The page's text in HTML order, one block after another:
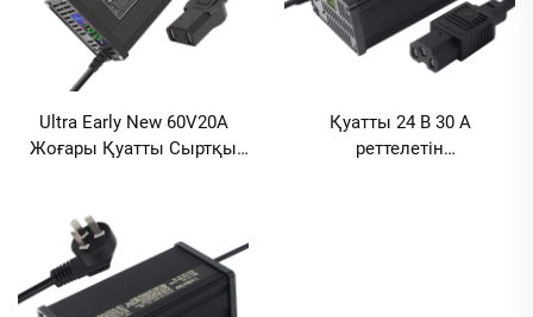
Ultra Early New 60V20A
Жоғары Қуатты Сыртқы
Құрылғысы Реттелмелі
Ақылды 220 В 60 В 20 А
Литий үшін
Қуатты 24 В 30 А
реттелетін